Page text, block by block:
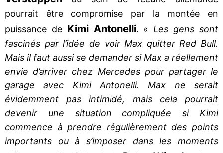
pourrait être compromise par la montée en
puissance de Kimi Antonelli. « Les gens sont
fascinés par l’idée de voir Max quitter Red Bull.
Mais il faut aussi se demander si Max a réellement
envie d’arriver chez Mercedes pour partager le
garage avec Kimi Antonelli. Max ne serait
évidemment pas intimidé, mais cela pourrait
devenir une situation compliquée si Kimi
commence à prendre régulièrement des points
importants ou à s’imposer dans les moments